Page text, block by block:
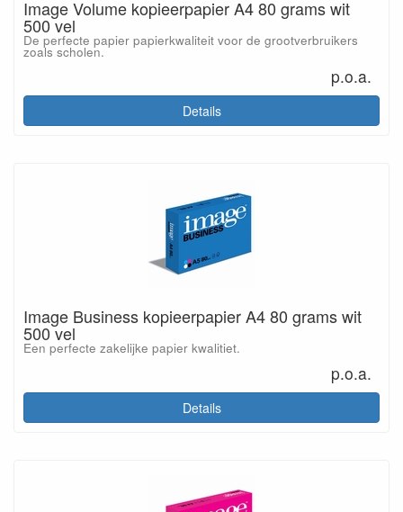
Image Volume kopieerpapier A4 80 grams wit
500 vel
De perfecte papier papierkwaliteit voor de grootverbruikers
zoals scholen.
p.o.a.
Details
Image Business kopieerpapier A4 80 grams wit
500 vel
Een perfecte zakelijke papier kwalitiet.
p.o.a.
Details